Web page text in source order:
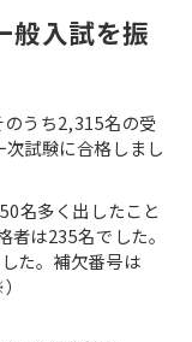
入試を振
うち2,315名の受
試験に合格しまし
名多く出したこと
は235名でした。
た。補欠番号は